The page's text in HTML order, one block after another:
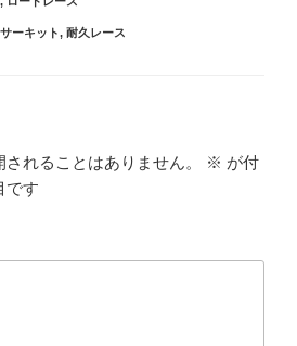
ーキット, 耐久レース
れることはありません。 ※ が付
です